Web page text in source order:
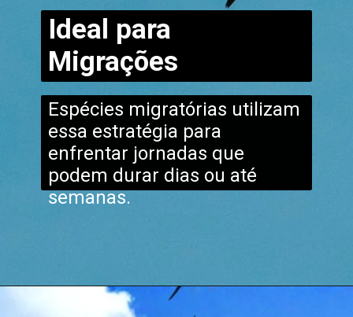
Espécies migratórias utilizam
essa estratégia para
enfrentar jornadas que
podem durar dias ou até
semanas.
Ideal para
Migrações